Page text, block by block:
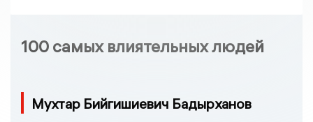
100 самых влиятельных людей
Мухтар Бийгишиевич Бадырханов